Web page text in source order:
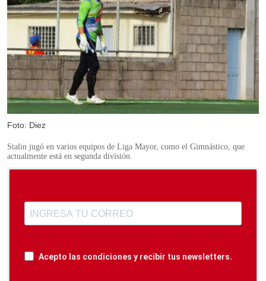
Foto: Diez
Stalin jugó en varios equipos de Liga Mayor, como el Gimnástico, que
actualmente está en segunda división.
Acepto las condiciones y recibir tus newsletters.